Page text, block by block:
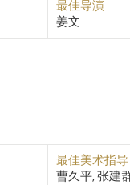
最佳导演
姜文
最佳美术指导
曹久平, 张建